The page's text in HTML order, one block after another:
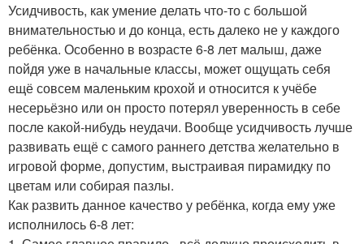
Усидчивость, как умение делать что-то с большой
внимательностью и до конца, есть далеко не у каждого
ребёнка. Особенно в возрасте 6-8 лет малыш, даже
пойдя уже в начальные классы, может ощущать себя
ещё совсем маленьким крохой и относится к учёбе
несерьёзно или он просто потерял уверенность в себе
после какой-нибудь неудачи. Вообще усидчивость лучше
развивать ещё с самого раннего детства желательно в
игровой форме, допустим, выстраивая пирамидку по
цветам или собирая пазлы.
Как развить данное качество у ребёнка, когда ему уже
исполнилось 6-8 лет: